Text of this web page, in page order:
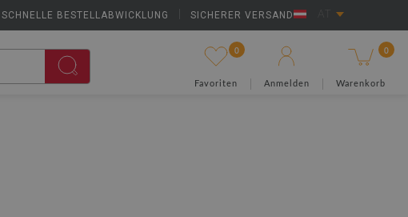
SCHNELLE BESTELLABWICKLUNG SICHERER VERSAND
0
Favoriten Anmelden
0
Warenkorb